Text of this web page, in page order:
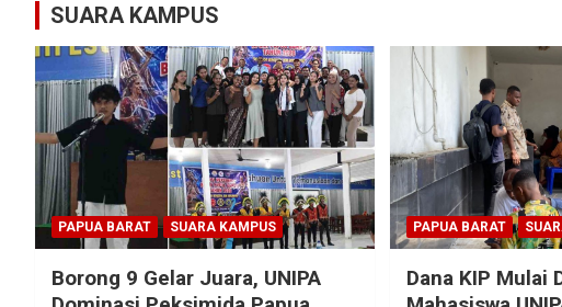
SUARA KAMPUS
PAPUA BARAT SUARA KAMPUS
Borong 9 Gelar Juara, UNIPA
PAPUA BARAT
Dana KIP Mulai